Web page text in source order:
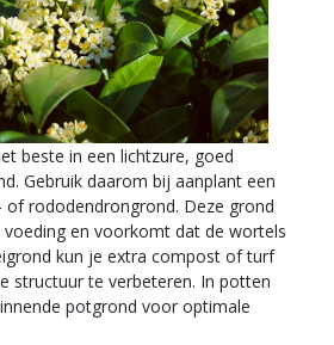
beste in een lichtzure, goed
Gebruik daarom bij aanplant een
of rododendrongrond. Deze grond
en voorkomt dat de wortels
kun je extra compost of turf
structuur te verbeteren. In potten
potgrond voor optimale